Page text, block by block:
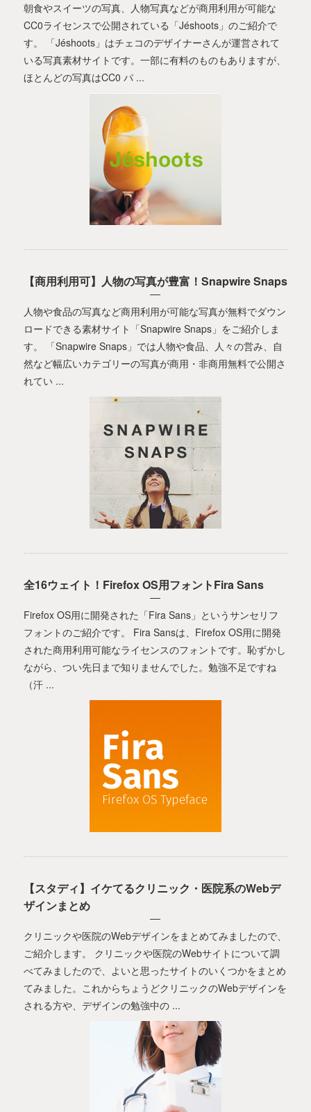
朝食やスイーツの写真、人物写真などが商用利用が可能な
CC0ライセンスで公開されている「Jéshoots」のご紹介で
す。 「Jéshoots」はチェコのデザイナーさんが運営されて
いる写真素材サイトです。一部に有料のものもありますが、
ほとんどの写真はCC0 パ ...
【商用利用可】人物の写真が豊富！Snapwire Snaps
人物や食品の写真など商用利用が可能な写真が無料でダウン
ロードできる素材サイト「Snapwire Snaps」をご紹介しま
す。 「Snapwire Snaps」では人物や食品、人々の営み、自
然など幅広いカテゴリーの写真が商用・非商用無料で公開さ
れてい ...
全16ウェイト！Firefox OS用フォントFira Sans
Firefox OS用に開発された「Fira Sans」というサンセリフ
フォントのご紹介です。 Fira Sansは、Firefox OS用に開発
された商用利用可能なライセンスのフォントです。恥ずかし
ながら、つい先日まで知りませんでした。勉強不足ですね
（汗 ...
【スタディ】イケてるクリニック・医院系のWebデ
ザインまとめ
クリニックや医院のWebデザインをまとめてみましたので、
ご紹介します。 クリニックや医院のWebサイトについて調
べてみましたので、よいと思ったサイトのいくつかをまとめ
てみました。これからちょうどクリニックのWebデザインを
される方や、デザインの勉強中の ...